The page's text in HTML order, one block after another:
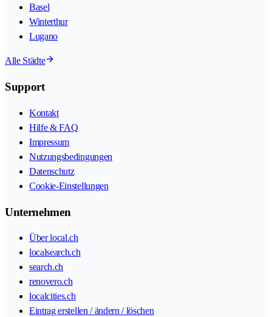
Basel
Winterthur
Lugano
Alle Städte
Support
Kontakt
Hilfe & FAQ
Impressum
Nutzungsbedingungen
Datenschutz
Cookie-Einstellungen
Unternehmen
Über local.ch
localsearch.ch
search.ch
renovero.ch
localcities.ch
Eintrag erstellen / ändern / löschen